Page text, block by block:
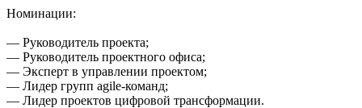
Номинации:
— Руководитель проекта;
— Руководитель проектного офиса;
— Эксперт в управлении проектом;
— Лидер групп agile-команд;
— Лидер проектов цифровой трансформации.